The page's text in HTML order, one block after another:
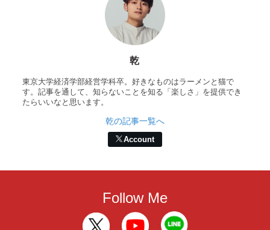
乾
東京大学経済学部経営学科卒。好きなものはラーメンと猫で
す。記事を通して、知らないことを知る「楽しさ」を提供でき
たらいいなと思います。
乾の記事一覧へ
Account
Follow Me